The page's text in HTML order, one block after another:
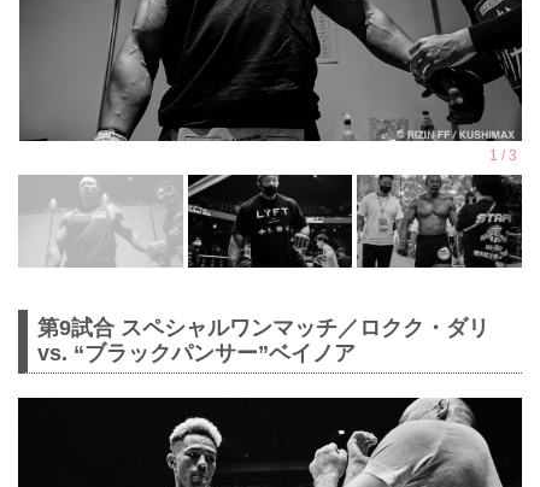
第9試合 スペシャルワンマッチ／ロクク・ダリ
vs. “ブラックパンサー”ベイノア